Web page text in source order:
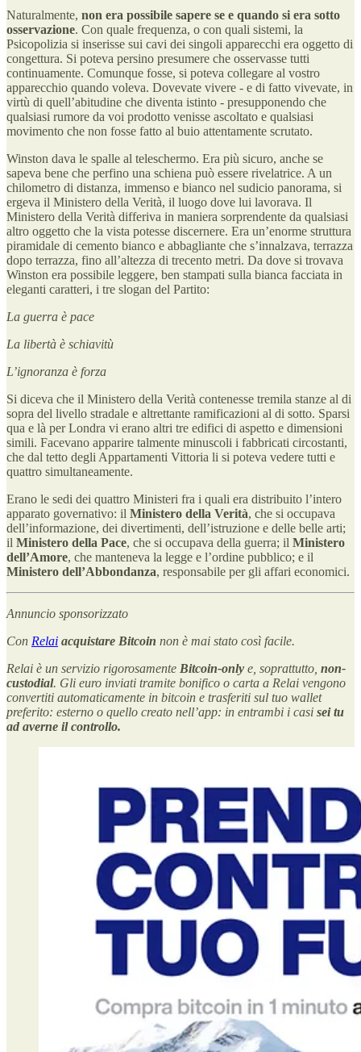
Naturalmente, non era possibile sapere se e quando si era sotto
osservazione. Con quale frequenza, o con quali sistemi, la
Psicopolizia si inserisse sui cavi dei singoli apparecchi era oggetto di
congettura. Si poteva persino presumere che osservasse tutti
continuamente. Comunque fosse, si poteva collegare al vostro
apparecchio quando voleva. Dovevate vivere - e di fatto vivevate, in
virtù di quell’abitudine che diventa istinto - presupponendo che
qualsiasi rumore da voi prodotto venisse ascoltato e qualsiasi
movimento che non fosse fatto al buio attentamente scrutato.
Winston dava le spalle al teleschermo. Era più sicuro, anche se
sapeva bene che perfino una schiena può essere rivelatrice. A un
chilometro di distanza, immenso e bianco nel sudicio panorama, si
ergeva il Ministero della Verità, il luogo dove lui lavorava. Il
Ministero della Verità differiva in maniera sorprendente da qualsiasi
altro oggetto che la vista potesse discernere. Era un’enorme struttura
piramidale di cemento bianco e abbagliante che s’innalzava, terrazza
dopo terrazza, fino all’altezza di trecento metri. Da dove si trovava
Winston era possibile leggere, ben stampati sulla bianca facciata in
eleganti caratteri, i tre slogan del Partito:
La guerra è pace
La libertà è schiavitù
L’ignoranza è forza
Si diceva che il Ministero della Verità contenesse tremila stanze al di
sopra del livello stradale e altrettante ramificazioni al di sotto. Sparsi
qua e là per Londra vi erano altri tre edifici di aspetto e dimensioni
simili. Facevano apparire talmente minuscoli i fabbricati circostanti,
che dal tetto degli Appartamenti Vittoria li si poteva vedere tutti e
quattro simultaneamente.
Erano le sedi dei quattro Ministeri fra i quali era distribuito l’intero
apparato governativo: il Ministero della Verità, che si occupava
dell’informazione, dei divertimenti, dell’istruzione e delle belle arti;
il Ministero della Pace, che si occupava della guerra; il Ministero
dell’Amore, che manteneva la legge e l’ordine pubblico; e il
Ministero dell’Abbondanza, responsabile per gli affari economici.
Annuncio sponsorizzato
Con Relai acquistare Bitcoin non è mai stato così facile.
Relai è un servizio rigorosamente Bitcoin-only e, soprattutto, non-
custodial. Gli euro inviati tramite bonifico o carta a Relai vengono
convertiti automaticamente in bitcoin e trasferiti sul tuo wallet
preferito: esterno o quello creato nell’app: in entrambi i casi sei tu
ad averne il controllo.